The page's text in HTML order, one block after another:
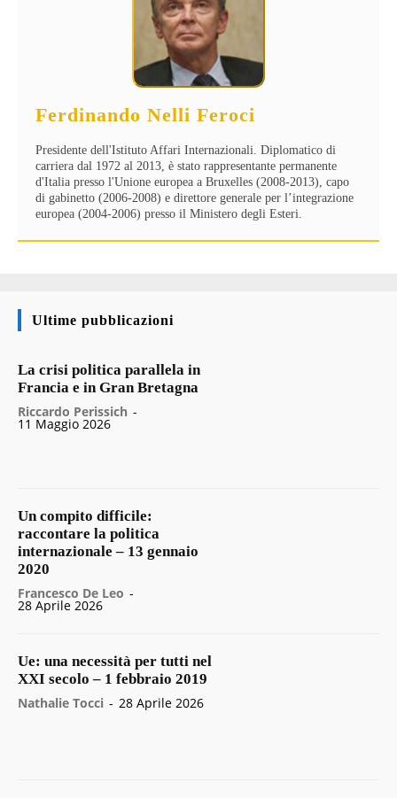
Ferdinando Nelli Feroci
Presidente dell'Istituto Affari Internazionali. Diplomatico di
carriera dal 1972 al 2013, è stato rappresentante permanente
d'Italia presso l'Unione europea a Bruxelles (2008-2013), capo
di gabinetto (2006-2008) e direttore generale per l’integrazione
europea (2004-2006) presso il Ministero degli Esteri.
Ultime pubblicazioni
La crisi politica parallela in
Francia e in Gran Bretagna
Riccardo Perissich -
11 Maggio 2026
Un compito difficile:
raccontare la politica
internazionale – 13 gennaio
2020
Francesco De Leo -
28 Aprile 2026
Ue: una necessità per tutti nel
XXI secolo – 1 febbraio 2019
Nathalie Tocci - 28 Aprile 2026